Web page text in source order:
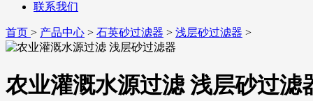
联系我们
首页 > 产品中心 > 石英砂过滤器 > 浅层砂过滤器 >
农业灌溉水源过滤 浅层砂过滤